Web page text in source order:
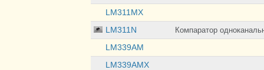
LM311MX
LM311N
Компаратор
LM339AM
LM339AMX